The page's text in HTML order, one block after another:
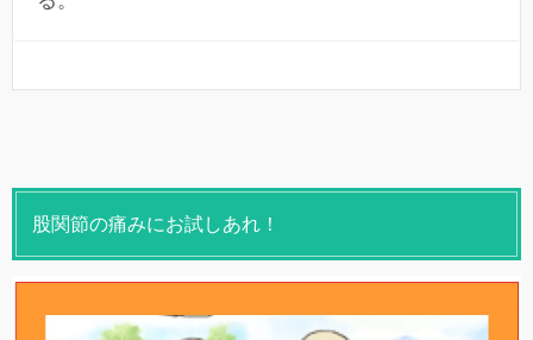
股関節の痛みにお試しあれ！